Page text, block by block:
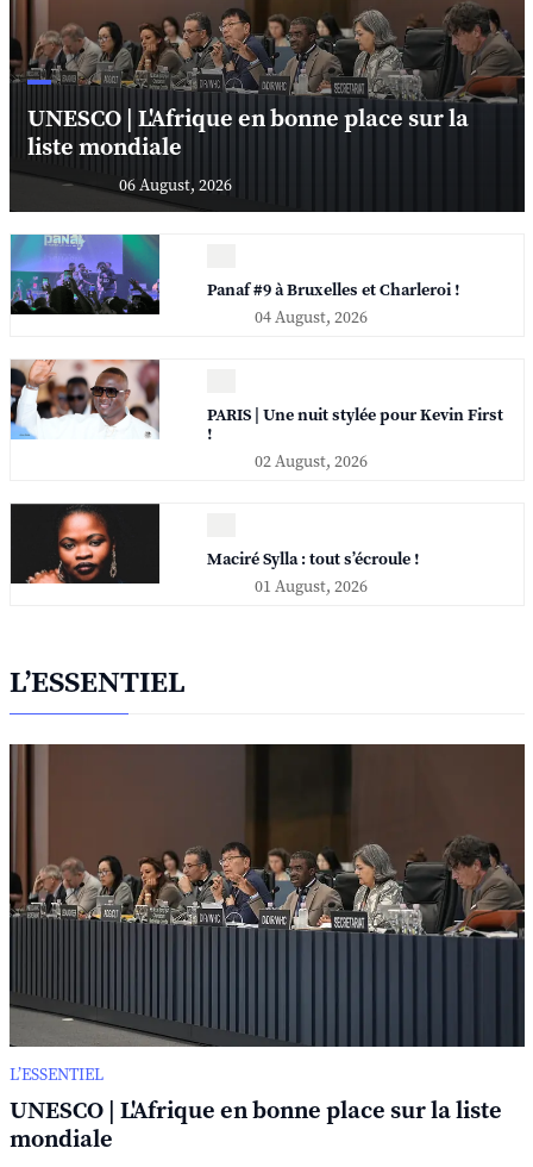
UNESCO | L'Afrique en bonne place sur la
liste mondiale
06 August, 2026
Panaf #9 à Bruxelles et Charleroi !
04 August, 2026
PARIS | Une nuit stylée pour Kevin First
!
02 August, 2026
Maciré Sylla : tout s’écroule !
01 August, 2026
L’ESSENTIEL
L’ESSENTIEL
UNESCO | L'Afrique en bonne place sur la liste
mondiale